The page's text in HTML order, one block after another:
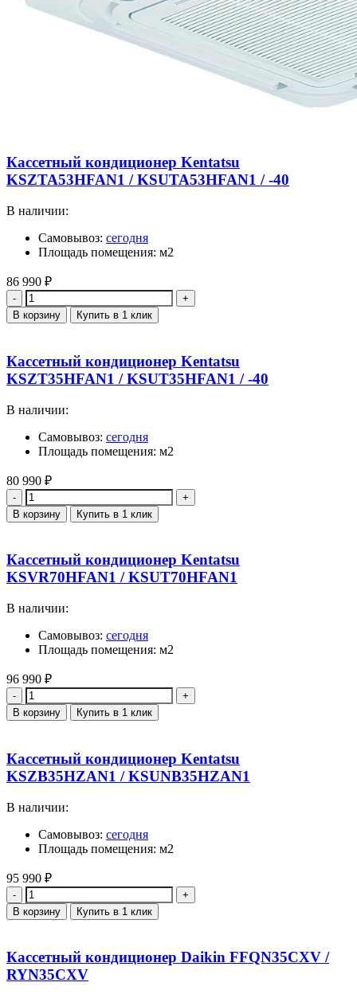
Кассетный кондиционер Kentatsu
KSZTA53HFAN1 / KSUTA53HFAN1 / -40
В наличии:
Самовывоз: сегодня
Площадь помещения: м2
86 990 ₽
Количество
В корзину Купить в 1 клик
Кассетный кондиционер Kentatsu
KSZT35HFAN1 / KSUT35HFAN1 / -40
В наличии:
Самовывоз: сегодня
Площадь помещения: м2
80 990 ₽
Количество
В корзину Купить в 1 клик
Кассетный кондиционер Kentatsu
KSVR70HFAN1 / KSUT70HFAN1
В наличии:
Самовывоз: сегодня
Площадь помещения: м2
96 990 ₽
Количество
В корзину Купить в 1 клик
Кассетный кондиционер Kentatsu
KSZB35HZAN1 / KSUNB35HZAN1
В наличии:
Самовывоз: сегодня
Площадь помещения: м2
95 990 ₽
Количество
В корзину Купить в 1 клик
Кассетный кондиционер Daikin FFQN35CXV /
RYN35CXV